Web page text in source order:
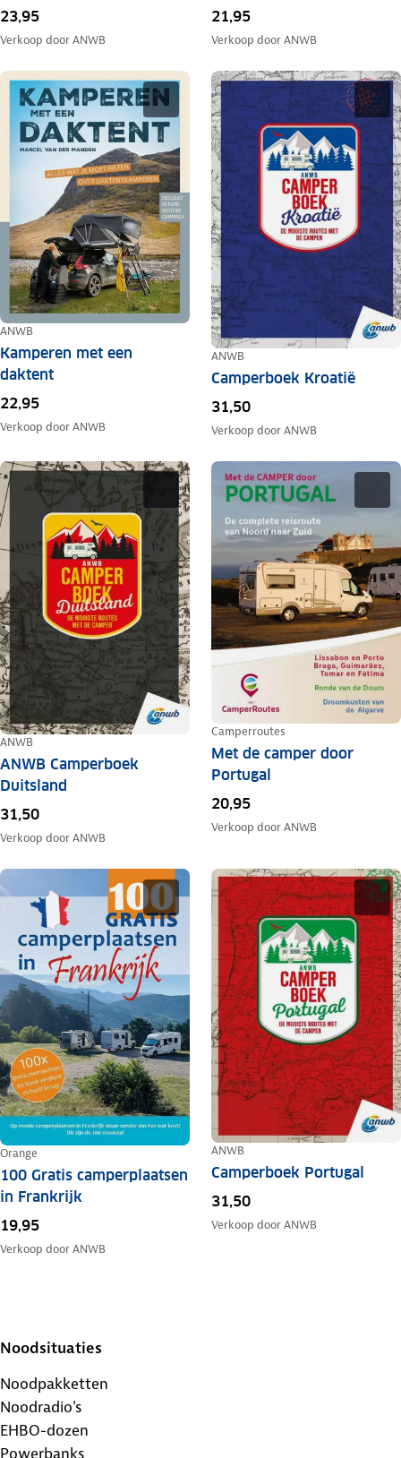
23,95
Verkoop doorANWB
21,95
Verkoop doorANWB
ANWB
Kamperen met een
daktent
22,95
Verkoop doorANWB
ANWB
Camperboek Kroatië
31,50
Verkoop doorANWB
ANWB
ANWB Camperboek
Duitsland
31,50
Verkoop doorANWB
Camperroutes
Met de camper door
Portugal
20,95
Verkoop doorANWB
Orange
100 Gratis camperplaatsen
in Frankrijk
19,95
Verkoop doorANWB
ANWB
Camperboek Portugal
31,50
Verkoop doorANWB
Noodsituaties
Noodpakketten
Noodradio's
EHBO-dozen
Powerbanks